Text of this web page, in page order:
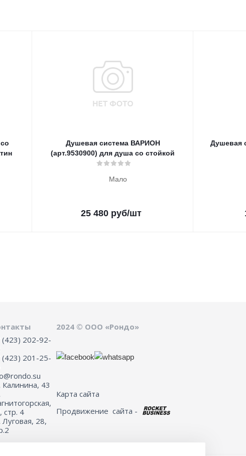
Душевая система ВАРИОН
(арт.9530900) для душа со стойкой
Мало
25 480руб/шт
Душевая
(423) 202-92-
(423) 201-25-
Калинина, 43
стр. 4
Луговая, 28,
2024 © ООО «Рондо»
Карта сайта
Продвижение сайта -